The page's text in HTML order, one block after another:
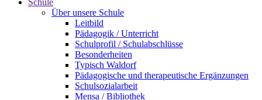
Schule
Über unsere Schule
Leitbild
Pädagogik / Unterricht
Schulprofil / Schulabschlüsse
Besonderheiten
Typisch Waldorf
Pädagogische und therapeutische Ergänzungen
Schulsozialarbeit
Mensa / Bibliothek